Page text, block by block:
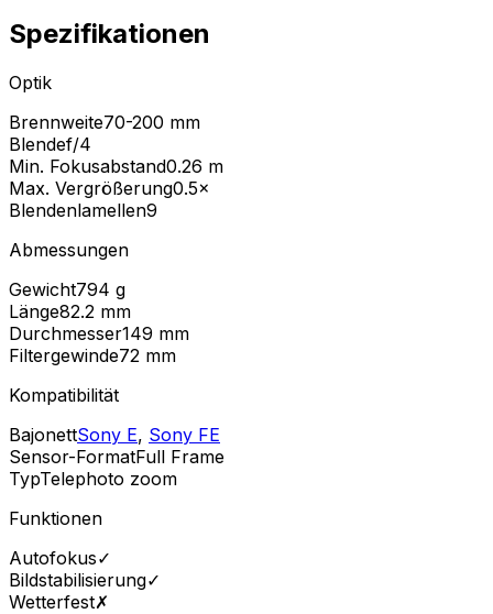
Spezifikationen
Optik
Brennweite70-200 mm
Blendef/4
Min. Fokusabstand0.26 m
Max. Vergrößerung0.5×
Blendenlamellen9
Abmessungen
Gewicht794 g
Länge82.2 mm
Durchmesser149 mm
Filtergewinde72 mm
Kompatibilität
BajonettSony E, Sony FE
Sensor-FormatFull Frame
TypTelephoto zoom
Funktionen
Autofokus✓
Bildstabilisierung✓
Wetterfest✗